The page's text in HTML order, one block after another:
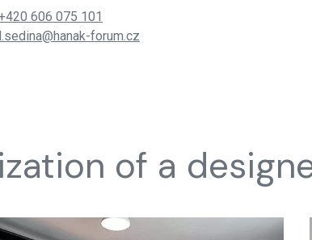
606 075 101
l.sedina@hanak-forum.cz
of a